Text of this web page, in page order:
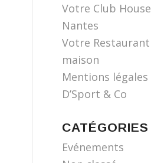
Votre Club
Nantes
Votre
maison
Mentions légales
D’Sport & Co
CATÉGORIES
Evénements